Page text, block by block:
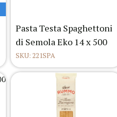
Pasta Testa Spaghettoni
di Semola Eko 14 x 500
SKU: 221SPA